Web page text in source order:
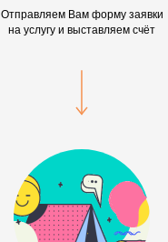
Отправляем Вам форму заявки
на услугу и выставляем счёт